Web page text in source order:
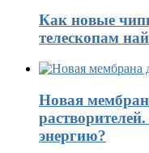
Как новые
телескопам
Новая
энергию?